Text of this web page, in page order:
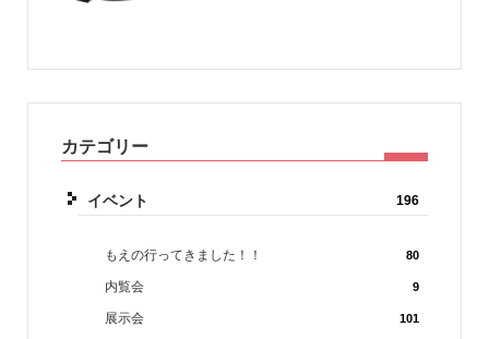
カテゴリー
イベント 196
もえの行ってきました！！ 80
内覧会 9
展示会 101